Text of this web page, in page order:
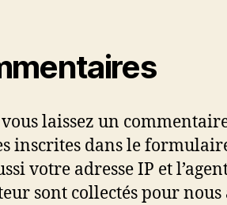
laissez un
inscrites dans le
votre adresse IP et
sont collectés pour